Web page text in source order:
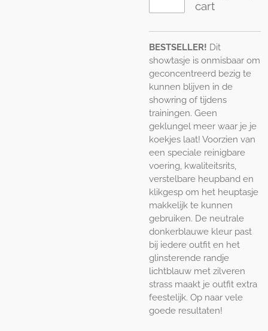
cart
BESTSELLER! Dit
showtasje is onmisbaar om
geconcentreerd bezig te
kunnen blijven in de
showring of tijdens
trainingen. Geen
geklungel meer waar je je
koekjes laat! Voorzien van
een speciale reinigbare
voering, kwaliteitsrits,
verstelbare heupband en
klikgesp om het heuptasje
makkelijk te kunnen
gebruiken. De neutrale
donkerblauwe kleur past
bij iedere outfit en het
glinsterende randje
lichtblauw met zilveren
strass maakt je outfit extra
feestelijk. Op naar vele
goede resultaten!